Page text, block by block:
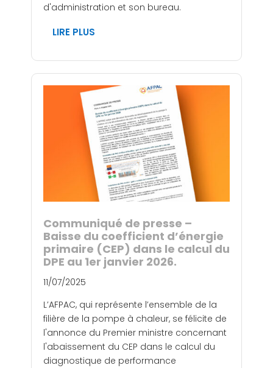
d'administration et son bureau.
LIRE PLUS
Communiqué de presse –
Baisse du coefficient d’énergie
primaire (CEP) dans le calcul du
DPE au 1er janvier 2026.
11/07/2025
L’AFPAC, qui représente l’ensemble de la
filière de la pompe à chaleur, se félicite de
l'annonce du Premier ministre concernant
l'abaissement du CEP dans le calcul du
diagnostique de performance